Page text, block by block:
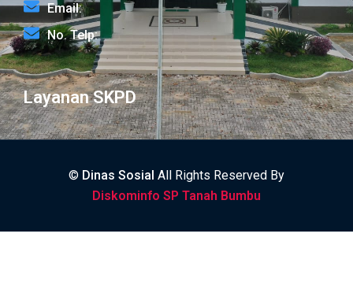
Email:
No. Telp:
Layanan SKPD
© Dinas Sosial All Rights Reserved By
Diskominfo SP Tanah Bumbu